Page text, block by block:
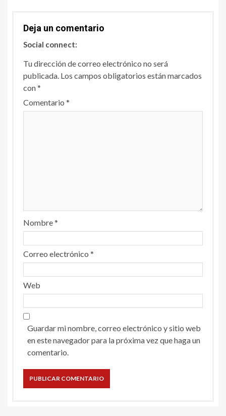
Deja un comentario
Social connect:
Tu dirección de correo electrónico no será
publicada. Los campos obligatorios están marcados
con*
Comentario *
Nombre*
Correo electrónico *
Web
Guardar mi nombre, correo electrónico y sitio web
en este navegador para la próxima vez que haga un
comentario.